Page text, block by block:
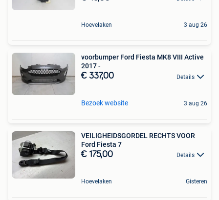
Hoevelaken 3 aug 26
voorbumper Ford Fiesta MK8 VIII Active
2017 -
€ 337,00 Details
Bezoek website 3 aug 26
VEILIGHEIDSGORDEL RECHTS VOOR
Ford Fiesta 7
€ 175,00 Details
Hoevelaken Gisteren